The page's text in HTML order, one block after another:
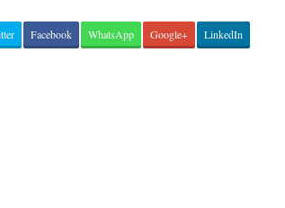
Facebook WhatsApp Google+ LinkedIn